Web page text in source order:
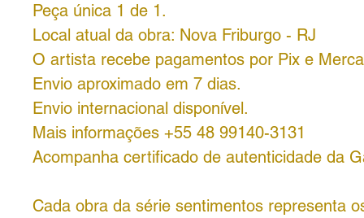
Peça única 1 de 1.
Local atual da obra: Nova Friburgo - RJ
O artista recebe pagamentos por Pix e
Envio aproximado em 7 dias.
Envio internacional disponível.
Mais informações +55 48 99140-3131
Acompanha certificado de autenticidade da
Cada obra da série sentimentos representa